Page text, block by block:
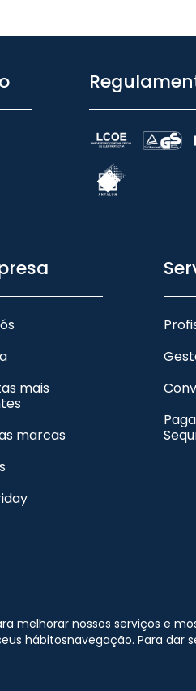
mais
marcas
melhorar nossos serviços e
hábitosnavegação. Para dar
© Copyright -
reservados